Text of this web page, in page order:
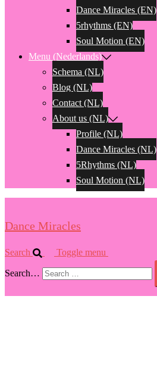
Dance Miracles (EN)
5rhythms (EN)
Soul Motion (EN)
Menu (Nederlands)
Schema (NL)
Blog (NL)
Contact (NL)
About us (NL)
Profile (NL)
Dance Miracles (NL)
5Rhythms (NL)
Soul Motion (NL)
Dance Miracles
Search Toggle menu
Search…